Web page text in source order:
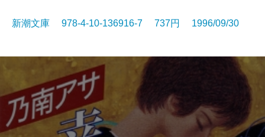
新潮文庫 978-4-10-136916-7 737円 1996/09/30